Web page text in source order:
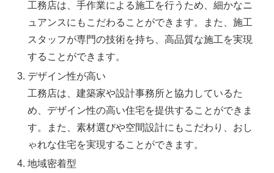
工務店は、手作業による施工を行うため、細かなニ
ュアンスにもこだわることができます。また、施工
スタッフが専門の技術を持ち、高品質な施工を実現
することができます。
デザイン性が高い
工務店は、建築家や設計事務所と協力しているた
め、デザイン性の高い住宅を提供することができま
す。また、素材選びや空間設計にもこだわり、おし
ゃれな住宅を実現することができます。
地域密着型